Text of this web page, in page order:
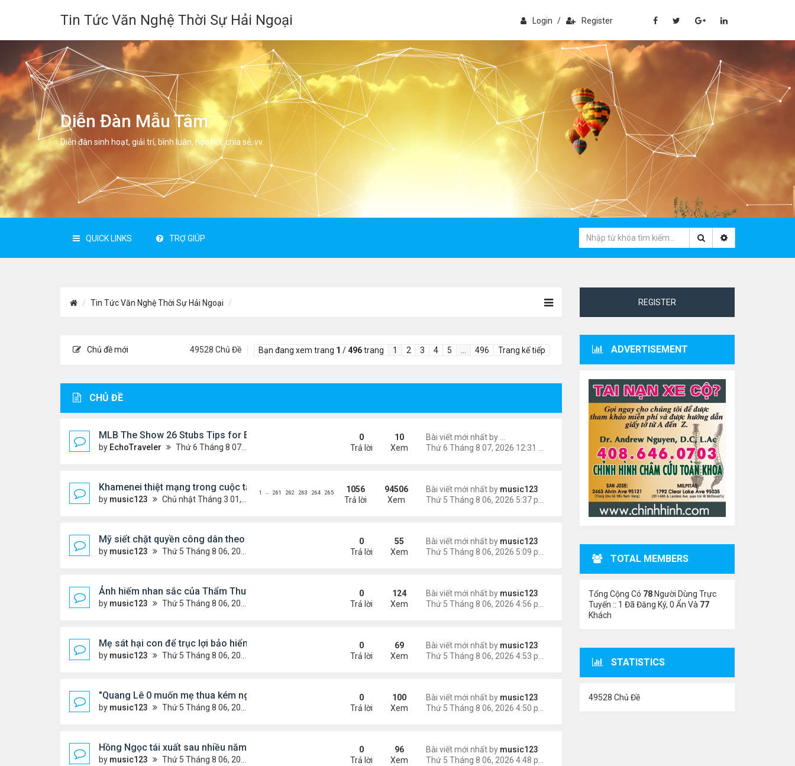
Tin Tức Văn Nghệ Thời Sự Hải Ngoại Login / Register
Diễn Đàn Mẫu Tâm
Diễn đàn sinh hoạt, giải trí, bình luân, học hỏi, chia sẻ, vv.
QUICK LINKS TRỢ GIÚP
Tin Tức Văn Nghệ Thời Sự Hải Ngoại
Chủ đề mới 49528 Chủ Đề Bạn đang xem trang 1 /496trang 1 2 3 4 5 496 Trang kế tiếp
CHỦ ĐỀ
MLB The Show 26 Stubs Tips for Efficient Marketplace Trading Decisions
by EchoTraveler Thứ 6 Tháng 8 07, 2026 12:31 am
0
Trả lời
10
Xem
Khamenei thiệt mạng trong cuộc tấn công phối hợp giữa Mỹ và Israel
by music123 Chủ nhật Tháng 3 01, 2026 5:22 am
Bài viết mới nhất by music123
1056
Trả lời
94506
Xem
1 … 261 262 263 264 265
Mỹ siết chặt quyền công dân theo nơi sinh, mở rộng chống “du lịch sinh con”
by music123 Thứ 5 Tháng 8 06, 2026 5:09 pm
Bài viết mới nhất by music123
0
Trả lời
55
Xem
Ảnh hiếm nhan sắc của Thẩm Thuý Hằng
by music123 Thứ 5 Tháng 8 06, 2026 4:56 pm
Bài viết mới nhất by music123
0
Trả lời
124
Xem
Mẹ sát hại con để trục lợi bảo hiểm
by music123 Thứ 5 Tháng 8 06, 2026 4:53 pm
Bài viết mới nhất by music123
0
Trả lời
69
Xem
"Quang Lê 0 muốn mẹ thua kém người khác"
by music123 Thứ 5 Tháng 8 06, 2026 4:50 pm
Bài viết mới nhất by music123
0
Trả lời
100
Xem
Hồng Ngọc tái xuất sau nhiều năm ở ẩn
by music123 Thứ 5 Tháng 8 06, 2026 4:48 pm
Bài viết mới nhất by music123
0
Trả lời
96
Xem
REGISTER
ADVERTISEMENT
TOTAL MEMBERS
Tổng Cộng Có 78Người Dùng Trực
Tuyến :: 1 Đã Đăng Ký, 0 Ẩn Và 77
Khách
STATISTICS
49528 Chủ Đề